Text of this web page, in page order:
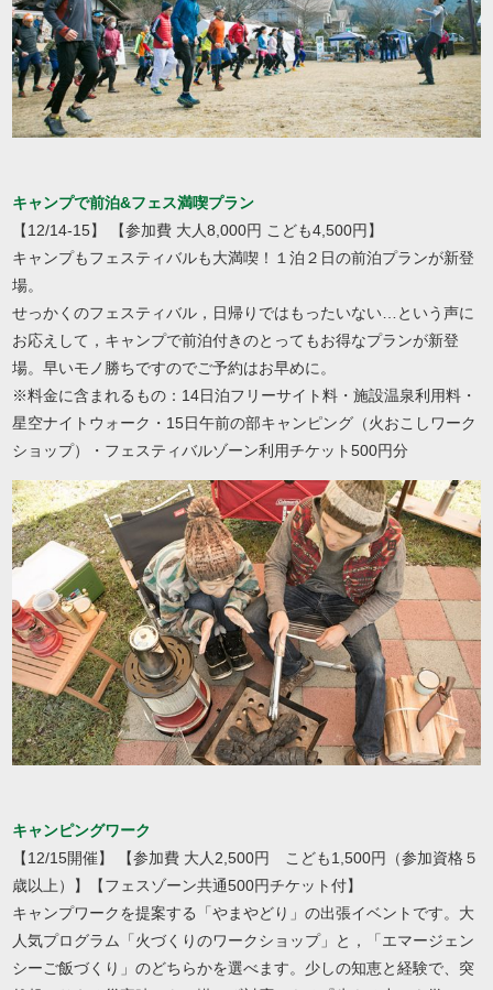
キャンプで前泊&フェス満喫プラン
【12/14-15】 【参加費 大人8,000円 こども4,500円】
キャンプもフェスティバルも大満喫！１泊２日の前泊プランが新登
場。
せっかくのフェスティバル，日帰りではもったいない…という声に
お応えして，キャンプで前泊付きのとってもお得なプランが新登
場。早いモノ勝ちですのでご予約はお早めに。
※料金に含まれるもの：14日泊フリーサイト料・施設温泉利用料・
星空ナイトウォーク・15日午前の部キャンピング（火おこしワーク
ショップ）・フェスティバルゾーン利用チケット500円分
キャンピングワーク
【12/15開催】 【参加費 大人2,500円 こども1,500円（参加資格５
歳以上）】【フェスゾーン共通500円チケット付】
キャンプワークを提案する「やまやどり」の出張イベントです。大
人気プログラム「火づくりのワークショップ」と，「エマージェン
シーご飯づくり」のどちらかを選べます。少しの知恵と経験で、突